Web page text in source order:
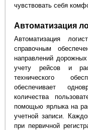
чувствовать себя
Автоматизация
Автоматизация
справочным
направлений
учету рейсов и
технического
обеспечивает
количества
помощью ярлыка на
учетной записи.
при первичной